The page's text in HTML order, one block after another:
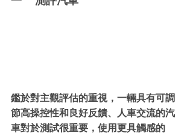
鑑於對主觀評估的重視，一輛具有可調
節高操控性和良好反饋、人車交流的汽
車對於測試很重要，使用更具觸感的